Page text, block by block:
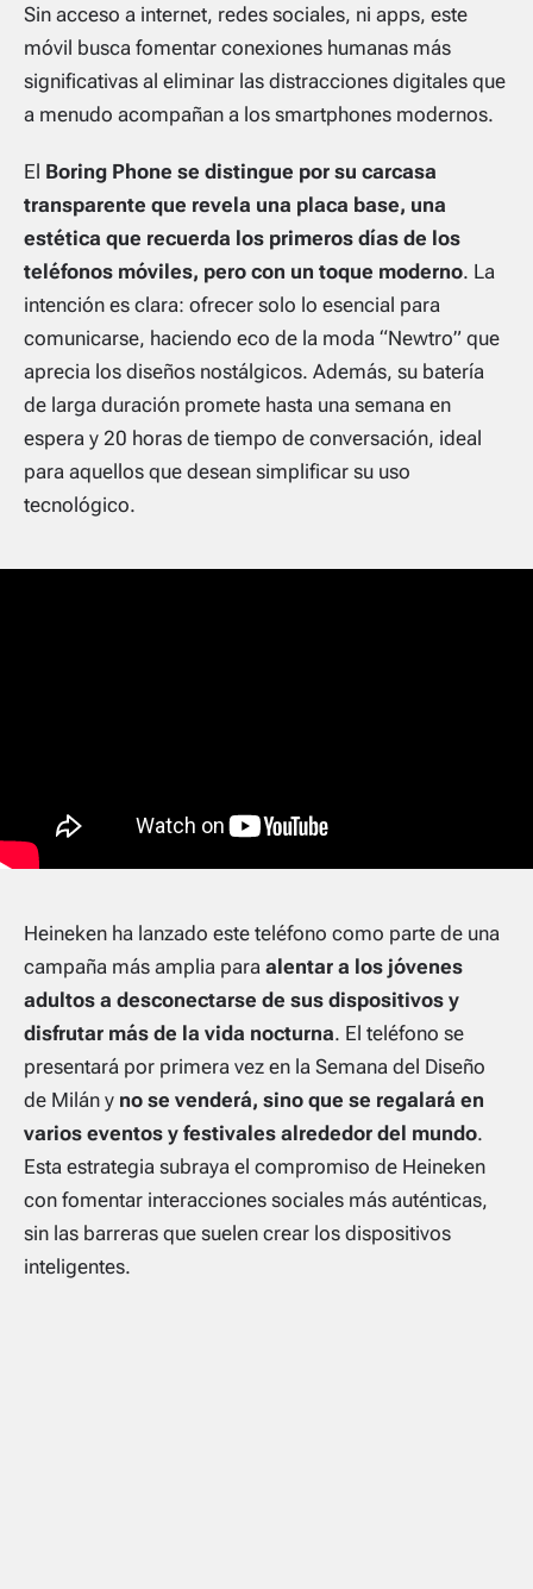
Sin acceso a internet, redes sociales, ni apps, este
móvil busca fomentar conexiones humanas más
significativas al eliminar las distracciones digitales que
a menudo acompañan a los smartphones modernos.
El Boring Phone se distingue por su carcasa
transparente que revela una placa base, una
estética que recuerda los primeros días de los
teléfonos móviles, pero con un toque moderno. La
intención es clara: ofrecer solo lo esencial para
comunicarse, haciendo eco de la moda “Newtro” que
aprecia los diseños nostálgicos. Además, su batería
de larga duración promete hasta una semana en
espera y 20 horas de tiempo de conversación, ideal
para aquellos que desean simplificar su uso
tecnológico.
Heineken ha lanzado este teléfono como parte de una
campaña más amplia para alentar a los jóvenes
adultos a desconectarse de sus dispositivos y
disfrutar más de la vida nocturna. El teléfono se
presentará por primera vez en la Semana del Diseño
de Milán y no se venderá, sino que se regalará en
varios eventos y festivales alrededor del mundo.
Esta estrategia subraya el compromiso de Heineken
con fomentar interacciones sociales más auténticas,
sin las barreras que suelen crear los dispositivos
inteligentes.